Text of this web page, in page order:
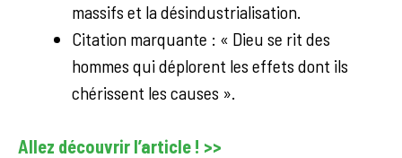
massifs et la désindustrialisation.
Citation marquante : « Dieu se rit des
hommes qui déplorent les effets dont ils
chérissent les causes ».
Allez découvrir l’article ! >>